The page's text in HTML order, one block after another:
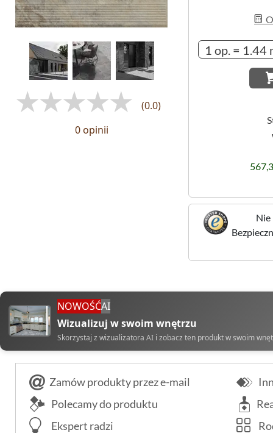
(0.0)
0 opinii
Nie
NOWOŚĆAI
Wizualizuj w swoim wnętrzu
Skorzystaj z wizualizatora AI i zobacz ten produkt w swoim
Zamów produkty przez e-mail
Polecamy do produktu
Ekspert radzi